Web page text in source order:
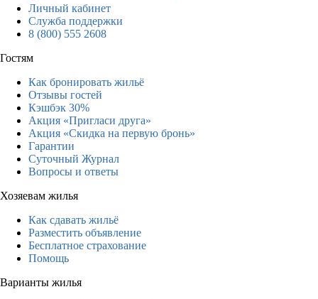
Личный кабинет
Служба поддержки
8 (800) 555 2608
Гостям
Как бронировать жильё
Отзывы гостей
Кэшбэк 30%
Акция «Пригласи друга»
Акция «Скидка на первую бронь»
Гарантии
Суточный Журнал
Вопросы и ответы
Хозяевам жилья
Как сдавать жильё
Разместить объявление
Бесплатное страхование
Помощь
Варианты жилья